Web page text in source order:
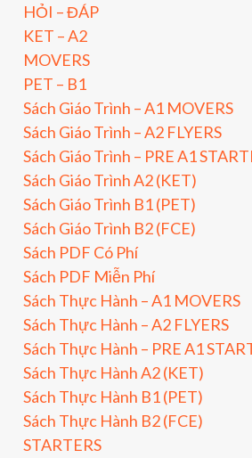
HỎI – ĐÁP
KET – A2
MOVERS
PET – B1
Sách Giáo Trình – A1 MOVERS
Sách Giáo Trình – A2 FLYERS
Sách Giáo Trình – PRE A1
Sách Giáo Trình A2 (KET)
Sách Giáo Trình B1 (PET)
Sách Giáo Trình B2 (FCE)
Sách PDF Có Phí
Sách PDF Miễn Phí
Sách Thực Hành – A1 MOVERS
Sách Thực Hành – A2 FLYERS
Sách Thực Hành – PRE A1
Sách Thực Hành A2 (KET)
Sách Thực Hành B1 (PET)
Sách Thực Hành B2 (FCE)
STARTERS